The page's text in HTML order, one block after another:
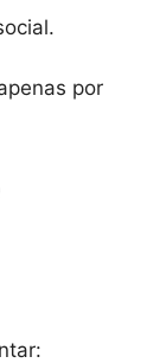
por